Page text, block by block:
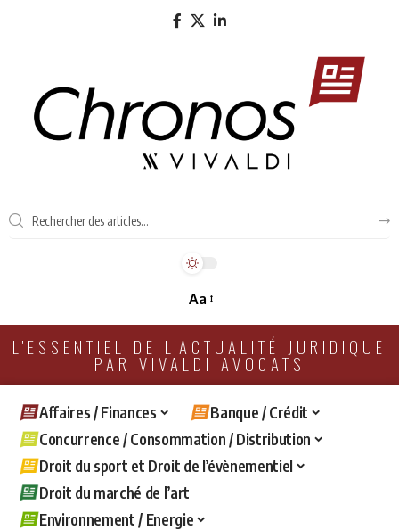
Aa
L'ESSENTIEL DE L'ACTUALITÉ JURIDIQUE
PAR VIVALDI AVOCATS
Affaires / Finances
Banque / Crédit
Concurrence / Consommation / Distribution
Droit du sport et Droit de l’évènementiel
Droit du marché de l’art
Environnement / Energie